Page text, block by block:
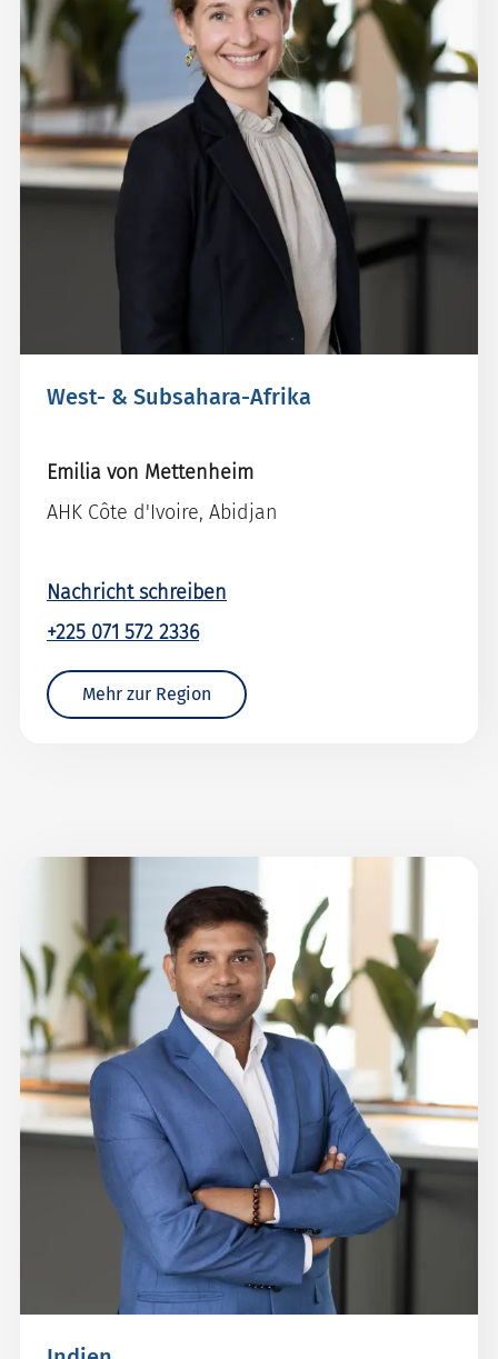
West- & Subsahara-Afrika
Emilia von Mettenheim
AHK Côte d'Ivoire, Abidjan
Nachricht schreiben
+225 071 572 2336
Mehr zur Region